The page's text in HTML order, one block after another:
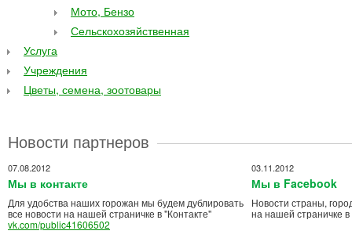
Мото, Бензо
Сельскохозяйственная
Услуга
Учреждения
Цветы, семена, зоотовары
Новости партнеров
07.08.2012
Мы в контакте
Для удобства наших горожан мы будем дублировать
все новости на нашей страничке в "Контакте"
vk.com/public41606502
03.11.2012
Мы в Facebook
Новости страны,
на нашей страничке в